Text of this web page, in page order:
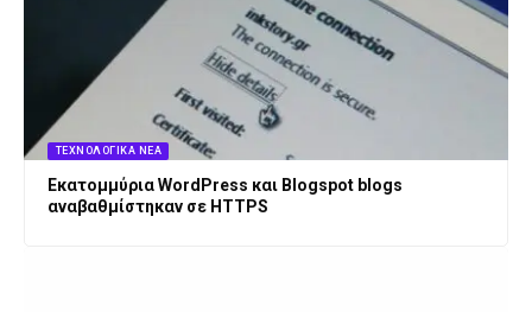
ΤΕΧΝΟΛΟΓΙΚΆ ΝΈΑ
Εκατομμύρια WordPress και Blogspot blogs
αναβαθμίστηκαν σε HTTPS